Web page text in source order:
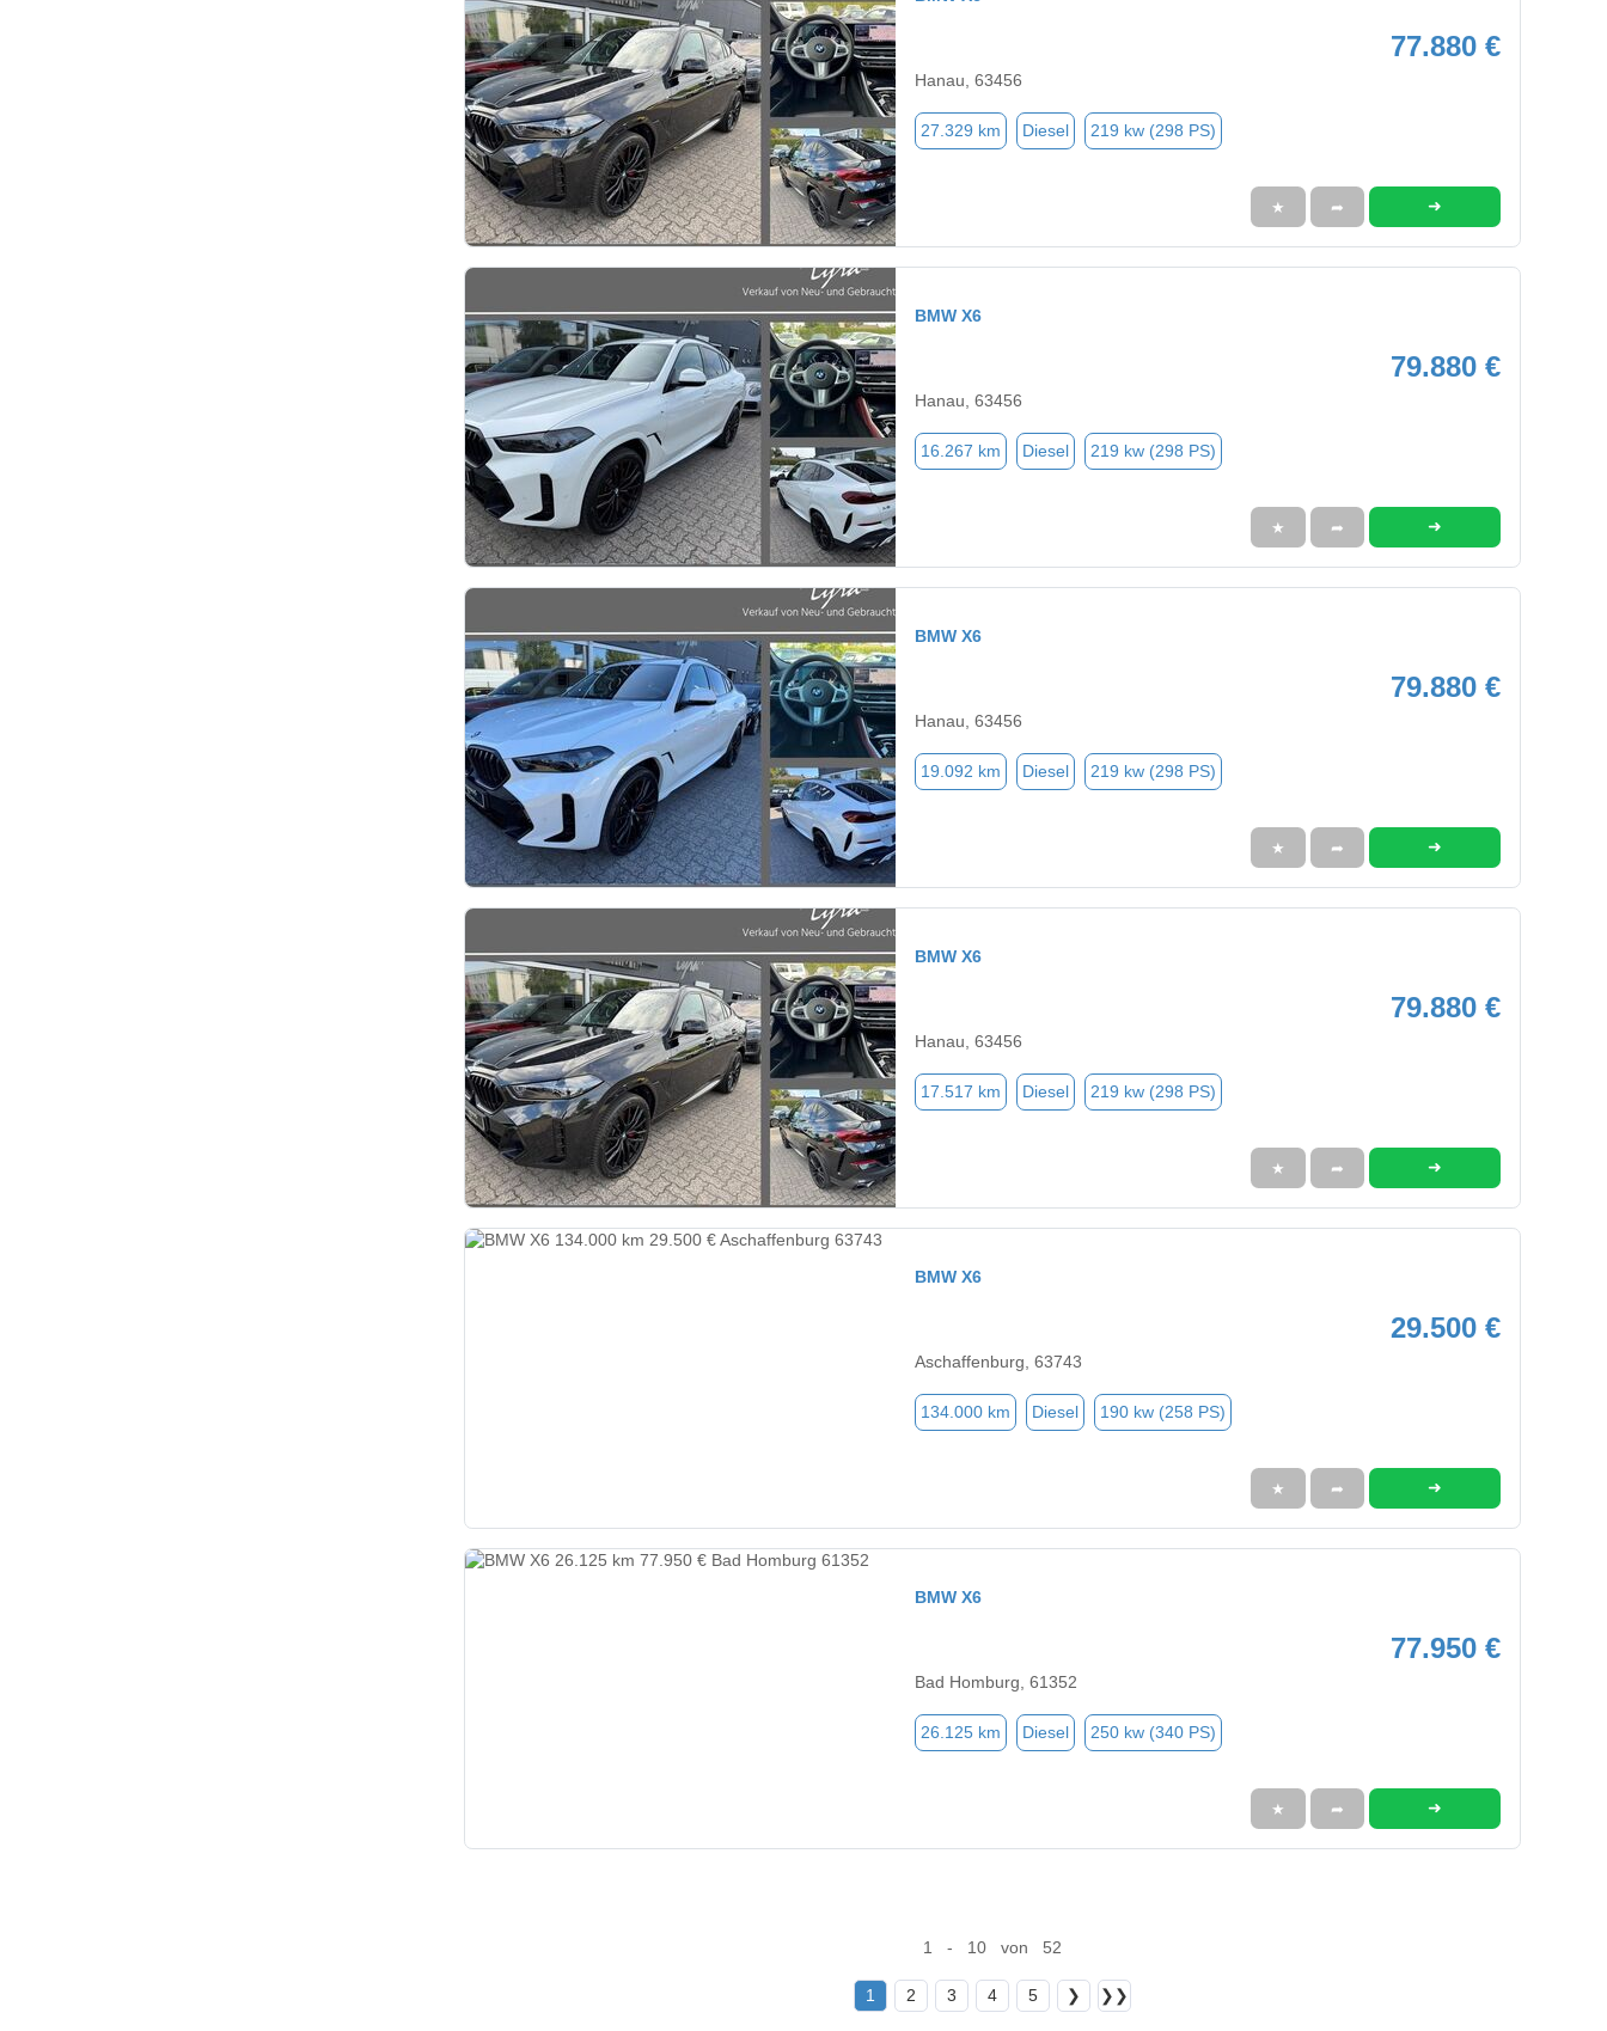
77.880 €
Hanau, 63456
27.329 km Diesel 219 kw (298 PS)
★ ➦ ➜
BMW X6
79.880 €
Hanau, 63456
16.267 km Diesel 219 kw (298 PS)
★ ➦ ➜
BMW X6
79.880 €
Hanau, 63456
19.092 km Diesel 219 kw (298 PS)
★ ➦ ➜
BMW X6
79.880 €
Hanau, 63456
17.517 km Diesel 219 kw (298 PS)
★ ➦ ➜
BMW X6
29.500 €
Aschaffenburg, 63743
134.000 km Diesel 190 kw (258 PS)
★ ➦ ➜
BMW X6
77.950 €
Bad Homburg, 61352
26.125 km Diesel 250 kw (340 PS)
★ ➦ ➜
1 - 10 von 52
1 2 3 4 5 ❯ ❯❯